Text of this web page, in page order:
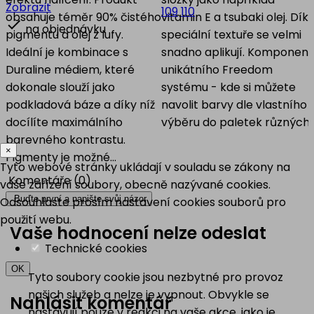
obsahuje téměr 90% čistého
pigmentu a olej z lufy.
Ideální je kombinace s
Duraline médiem, které
dokonale slouží jako
podkladová báze a díky níž
docílíte maximálního
barevného kontrastu.
Pigmenty je možné...
Zobrazit
na objednávku
vitamin E a tsubaki olej. Díky
speciální textuře se velmi
snadno aplikují. Komponent
unikátního Freedom
systému - kde si můžete
navolit barvy dle vlastního
výběru do paletek
109110
Komentáře (0)
Buďte první a napište svůj názor
Vaše hodnocení nelze odeslat
OK
Nahlásit komentář
×
Tyto webové stránky ukládají v souladu se zákony na
vaše zařízení soubory, obecně nazývané cookies.
Odsouhlaste prosím nastavení cookies souborů pro
použití webu.
Technické cookies
Tyto soubory cookie jsou nezbytné pro provoz
našich služeb a nelze je vypnout. Obvykle se